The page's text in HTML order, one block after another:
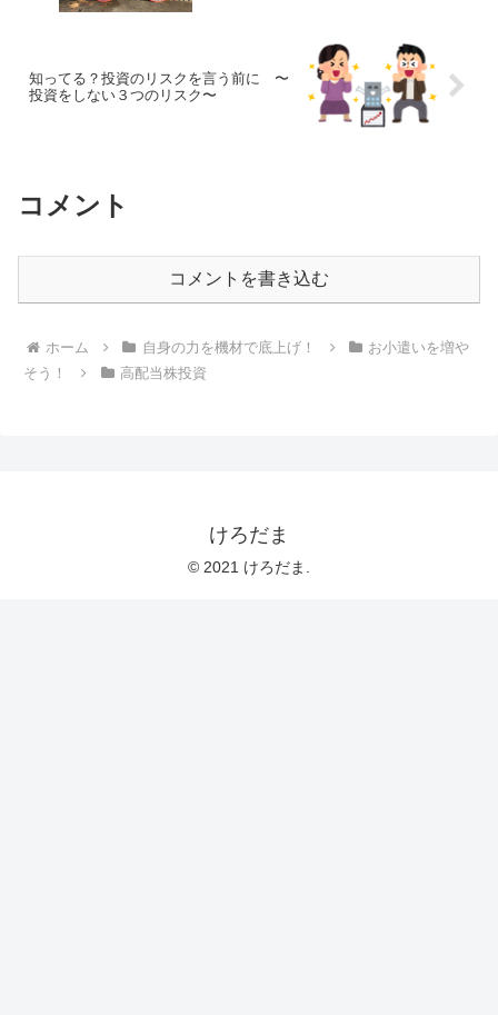
知ってる？投資のリスクを言う前に 〜
投資をしない３つのリスク〜
コメント
コメントを書き込む
ホーム 自身の力を機材で底上げ！
お小遣いを増や
そう！
高配当株投資
けろだま
© 2021 けろだま.